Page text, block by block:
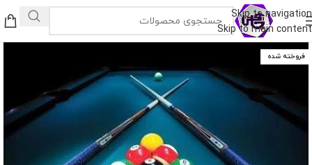
Skip to navigation
Skip to main content
فروخته شده